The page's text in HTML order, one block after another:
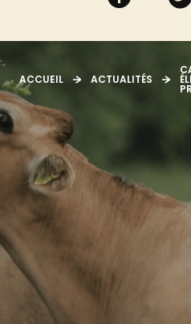
ACCUEIL ACTUALITÉS